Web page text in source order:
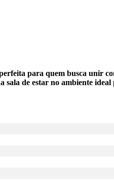
para quem busca unir
de estar no ambiente